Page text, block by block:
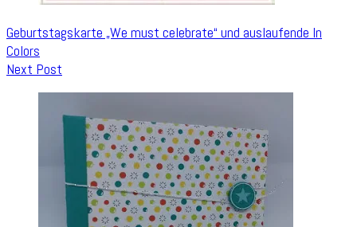
Geburtstagskarte „We must celebrate“ und auslaufende In
Colors
Next Post